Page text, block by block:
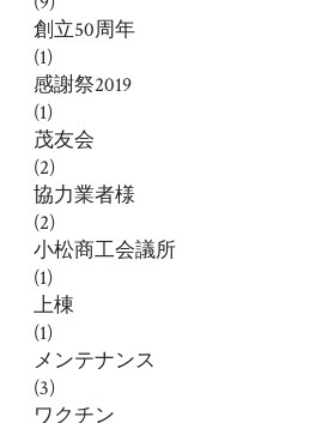
創立50周年
(1)
感謝祭2019
(1)
茂友会
(2)
協力業者様
(2)
小松商工会議所
(1)
上棟
(1)
メンテナンス
(3)
ワクチン